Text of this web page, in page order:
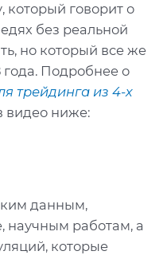
говорит о
без реальной
но который все же
года. Подробнее о
трейдинга из 4-х
видео ниже:
данным,
научным работам, а
которые